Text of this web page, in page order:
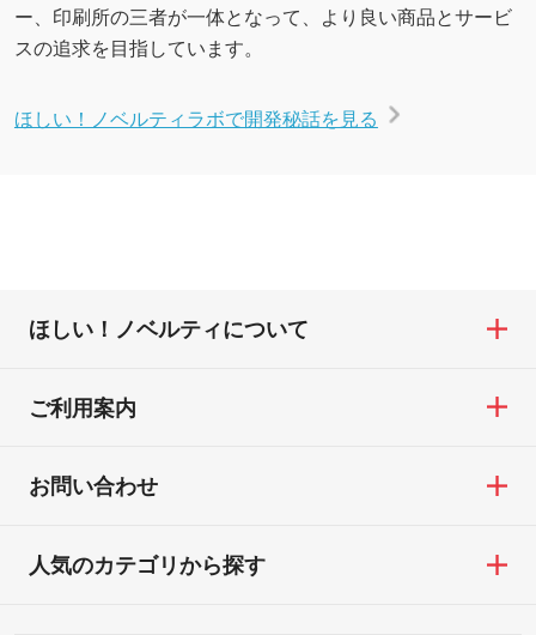
ー、印刷所の三者が一体となって、より良い商品とサービ
スの追求を目指しています。
ほしい！ノベルティラボで開発秘話を見る
ほしい！ノベルティについて
ご利用案内
お問い合わせ
人気のカテゴリから探す